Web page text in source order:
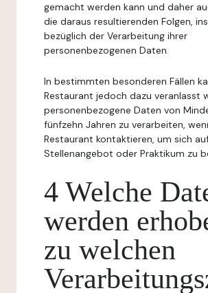
gemacht werden kann und daher
die daraus resultierenden Folgen,
bezüglich der Verarbeitung ihrer
personenbezogenen Daten.
In bestimmten besonderen Fällen
Restaurant jedoch dazu veranlasst
personenbezogene Daten von
fünfzehn Jahren zu verarbeiten,
Restaurant kontaktieren, um sich
Stellenangebot oder Praktikum zu
4 Welche
werden
zu welchen